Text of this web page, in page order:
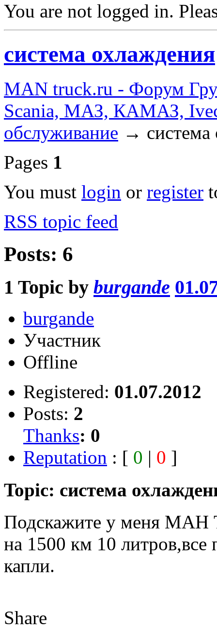
You are not logged in.
система охлаждения
MAN truck.ru - Форум
Scania, МАЗ, КАМАЗ,
обслуживание →
Pages 1
You must login or register
RSS topic feed
Posts: 6
1 Topic by burgande
burgande
Участник
Offline
Registered: 01.07.2012
Posts: 2
Thanks: 0
Reputation : [ 0 | 0 ]
Topic: система
Подскажите у меня МАН
на 1500 км 10 литров,все
капли.
Share